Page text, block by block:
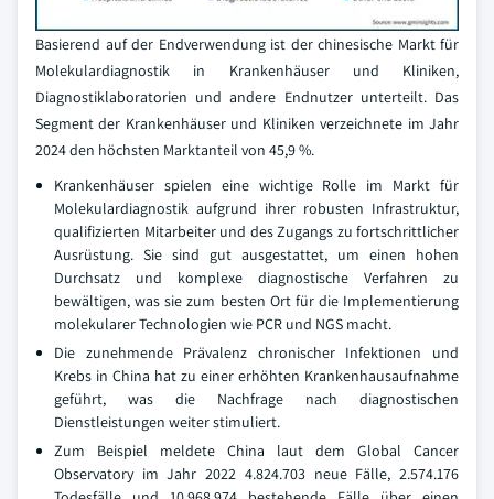
Basierend auf der Endverwendung ist der chinesische Markt für
Molekulardiagnostik in Krankenhäuser und Kliniken,
Diagnostiklaboratorien und andere Endnutzer unterteilt. Das
Segment der Krankenhäuser und Kliniken verzeichnete im Jahr
2024 den höchsten Marktanteil von 45,9 %.
Krankenhäuser spielen eine wichtige Rolle im Markt für
Molekulardiagnostik aufgrund ihrer robusten Infrastruktur,
qualifizierten Mitarbeiter und des Zugangs zu fortschrittlicher
Ausrüstung. Sie sind gut ausgestattet, um einen hohen
Durchsatz und komplexe diagnostische Verfahren zu
bewältigen, was sie zum besten Ort für die Implementierung
molekularer Technologien wie PCR und NGS macht.
Die zunehmende Prävalenz chronischer Infektionen und
Krebs in China hat zu einer erhöhten Krankenhausaufnahme
geführt, was die Nachfrage nach diagnostischen
Dienstleistungen weiter stimuliert.
Zum Beispiel meldete China laut dem Global Cancer
Observatory im Jahr 2022 4.824.703 neue Fälle, 2.574.176